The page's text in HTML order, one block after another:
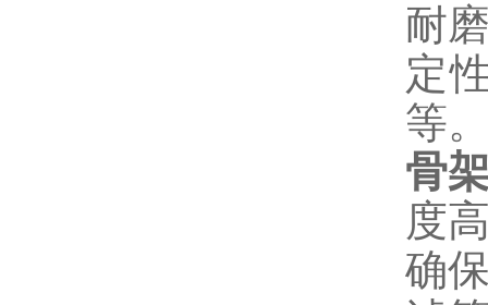
耐
定
等
骨
度
确